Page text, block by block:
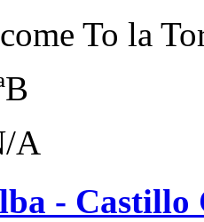
To la
A
-